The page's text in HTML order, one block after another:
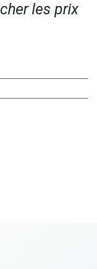
les prix​